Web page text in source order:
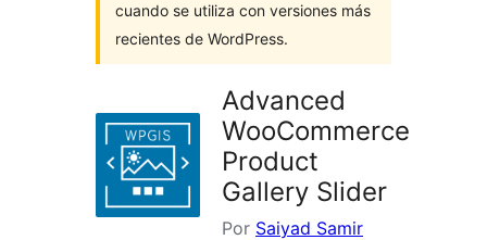
cuando se utiliza con versiones más
recientes de WordPress.
Advanced
WooCommerce
Product
Gallery Slider
Por Saiyad Samir